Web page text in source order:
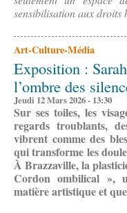
sensibilisation aux droits
Art-Culture-Média
Exposition :
l’ombre des
Jeudi 12 Mars 2026 - 13:30
Sur ses toiles, les
regards troublants,
vibrent comme des
qui transforme les
À Brazzaville, la
Cordon ombilical »,
matière artistique et